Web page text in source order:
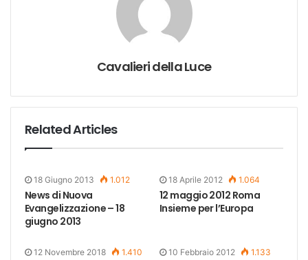
Cavalieri della Luce
Related Articles
18 Giugno 2013 1.012
News di Nuova
Evangelizzazione – 18
giugno 2013
18 Aprile 2012 1.064
12 maggio 2012 Roma
Insieme per l’Europa
12 Novembre 2018 1.410 10 Febbraio 2012 1.133